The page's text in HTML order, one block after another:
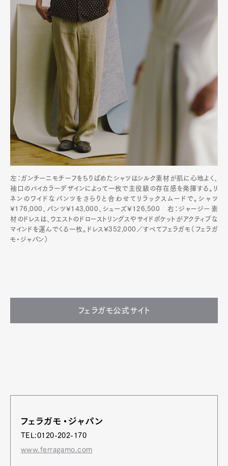
左：ガンチーニモチーフをちりばめたシャツはシルク素材が肌に心地よく、
袖口のバイカラーデザインによって一枚で主役級の存在感を発揮する。リ
ネンのワイドなパンツをさらりと合わせてリラックスムードで。シャツ
¥176,000、パンツ¥143,000、シューズ¥126,500 右：ジャージー素
材のドレスは、ウエストのドローストリングスやサイドポケットがアクティブな
マインドを運んでくる一枚。ドレス¥352,000／すべてフェラガモ（フェラガ
モ・ジャパン）
フェラガモ公式サイト
フェラガモ・ジャパン
TEL:0120-202-170
www.ferragamo.com